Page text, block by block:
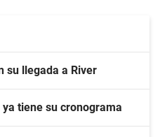
su llegada a River
tiene su cronograma